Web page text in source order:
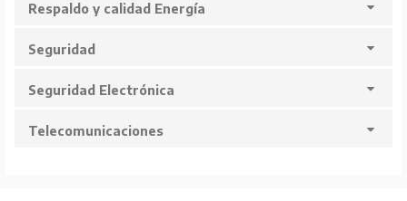
Respaldo y calidad Energía
Seguridad
Seguridad Electrónica
Telecomunicaciones